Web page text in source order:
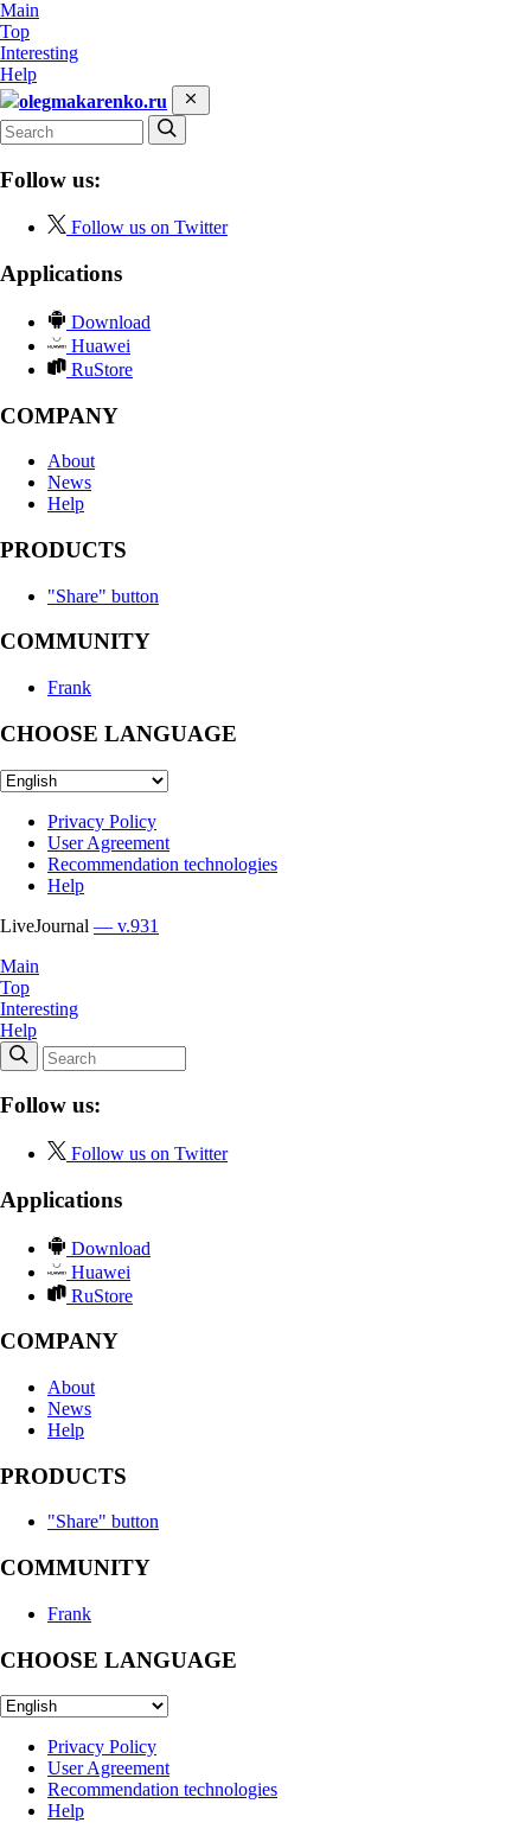
Main
Top
Interesting
Help
olegmakarenko.ru
Follow us:
Follow us on Twitter
Applications
Download
Huawei
RuStore
COMPANY
About
News
Help
PRODUCTS
"Share" button
COMMUNITY
Frank
CHOOSE LANGUAGE
Privacy Policy
User Agreement
Recommendation technologies
Help
LiveJournal — v.931
Main
Top
Interesting
Help
Follow us:
Follow us on Twitter
Applications
Download
Huawei
RuStore
COMPANY
About
News
Help
PRODUCTS
"Share" button
COMMUNITY
Frank
CHOOSE LANGUAGE
Privacy Policy
User Agreement
Recommendation technologies
Help